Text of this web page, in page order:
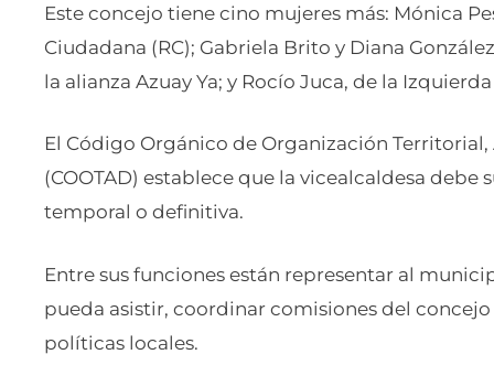
Este concejo tiene cino mujeres más: Mónica
Ciudadana (RC); Gabriela Brito y Diana
la alianza Azuay Ya; y Rocío Juca, de la
El Código Orgánico de Organización
(COOTAD) establece que la vicealcaldesa debe
temporal o definitiva.
Entre sus funciones están representar al
pueda asistir, coordinar comisiones del
políticas locales.